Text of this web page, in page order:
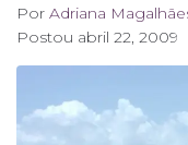
Por Adriana
Postou abril 22, 2009